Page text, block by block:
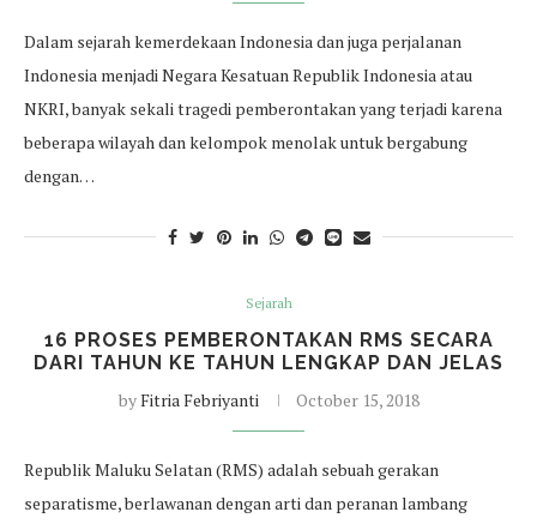
Dalam sejarah kemerdekaan Indonesia dan juga perjalanan
Indonesia menjadi Negara Kesatuan Republik Indonesia atau
NKRI, banyak sekali tragedi pemberontakan yang terjadi karena
beberapa wilayah dan kelompok menolak untuk bergabung
dengan…
Sejarah
16 PROSES PEMBERONTAKAN RMS SECARA
DARI TAHUN KE TAHUN LENGKAP DAN JELAS
byFitria Febriyanti October 15, 2018
Republik Maluku Selatan (RMS) adalah sebuah gerakan
separatisme, berlawanan dengan arti dan peranan lambang